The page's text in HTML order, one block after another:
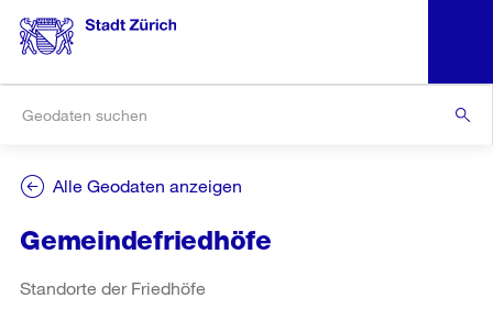
Alle Geodaten anzeigen
Gemeindefriedhöfe
Standorte der Friedhöfe